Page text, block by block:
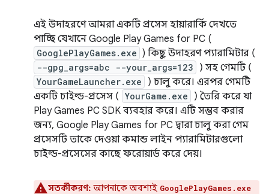
এই উদাহরণে আমরা একটি প্রসেস হায়ারার্কি দেখতে
পাচ্ছি যেখানে Google Play Games for PC (
GooglePlayGames.exe ) কিছু উদাহরণ প্যারামিটার (
--gpg_args=abc --your_args=123 ) সহ গেমটি (
YourGameLauncher.exe
) চালু করে। এরপর গেমটি
একটি চাইল্ড-প্রসেস ( YourGame.exe
) তৈরি করে যা
Play Games PC SDK ব্যবহার করে। এটি সম্ভব করার
জন্য, Google Play Games for PC দ্বারা চালু করা গেম
প্রসেসটি তাকে দেওয়া কমান্ড লাইন প্যারামিটারগুলো
চাইল্ড-প্রসেসের কাছে ফরোয়ার্ড করে দেয়।
সতর্কীকরণ: আপনাকে অবশ্যই GooglePlayGames.exe